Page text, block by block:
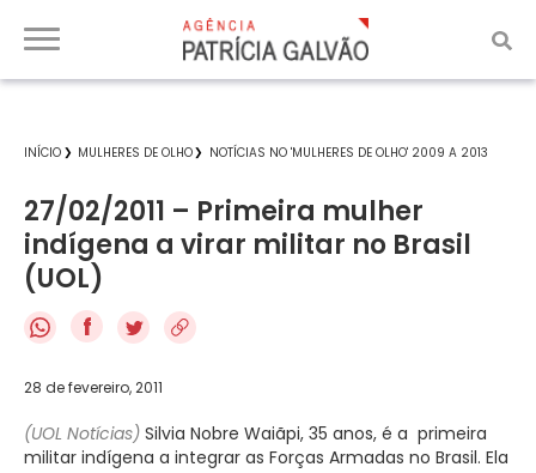
INÍCIO MULHERES DE OLHO NOTÍCIAS NO 'MULHERES DE OLHO' 2009 A 2013
27/02/2011 – Primeira mulher
indígena a virar militar no Brasil
(UOL)
f
28 de fevereiro, 2011
(UOL Notícias) Silvia Nobre Waiãpi, 35 anos, é a primeira
militar indígena a integrar as Forças Armadas no Brasil. Ela